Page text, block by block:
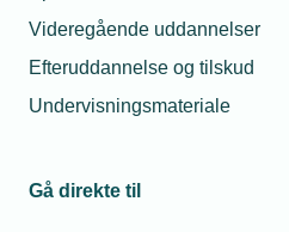
Videregående uddannelser
Efteruddannelse og tilskud
Undervisningsmateriale
Gå direkte til